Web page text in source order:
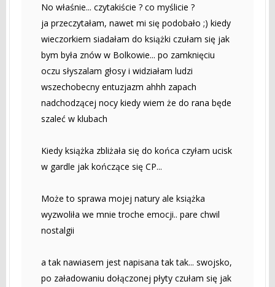
No właśnie... czytakiście ? co myślicie ?
ja przeczytałam, nawet mi się podobało ;) kiedy
wieczorkiem siadałam do książki czułam się jak
bym była znów w Bolkowie... po zamknięciu
oczu słyszalam głosy i widziałam ludzi
wszechobecny entuzjazm ahhh zapach
nadchodzącej nocy kiedy wiem że do rana będe
szaleć w klubach
Kiedy książka zbliżała się do końca czyłam ucisk
w gardle jak kończące się CP...
Może to sprawa mojej natury ale książka
wyzwoliła we mnie troche emocji.. pare chwil
nostalgii
a tak nawiasem jest napisana tak tak... swojsko,
po załadowaniu dołączonej płyty czułam się jak